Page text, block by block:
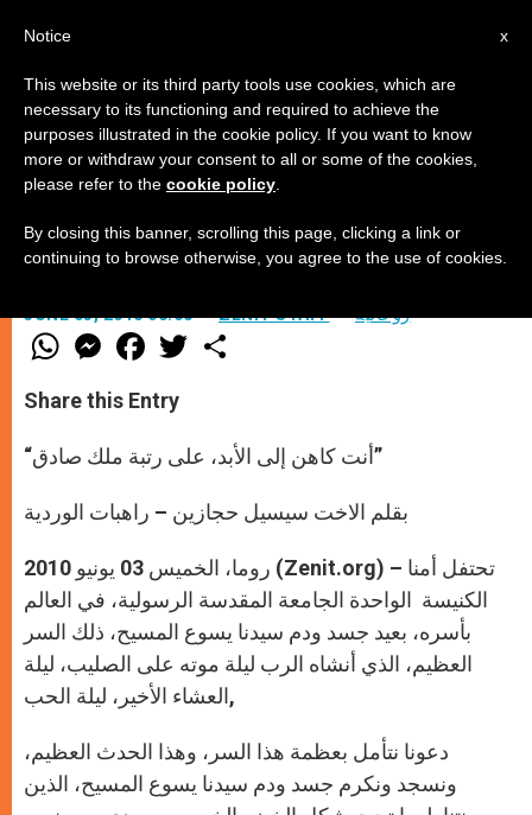
عيد جسد ودم الرب
–
JUNE 03, 2010 00:00 ZENIT STAFF روحانيّة
W
h
t
s
p
p
M
e
s
e
g
e
F
a
e
b
o
k
w
r
Share this Entry
“أنت كاهن إلى الأبد، على رتبة ملك صادق”
بقلم الاخت سيسيل حجازين – راهبات الوردية
روما، الخميس 03 يونيو 2010 (Zenit.org) – تحتفل أمنا
الكنيسة الواحدة الجامعة المقدسة الرسولية، في العالم
بأسره، بعيد جسد ودم سيدنا يسوع المسيح، ذلك السر
العظيم، الذي أنشاه الرب ليلة موته على الصليب، ليلة
العشاء الأخير، ليلة الحب,
دعونا نتأمل بعظمة هذا السر، وهذا الحدث العظيم،
ونسجد ونكرم جسد ودم سيدنا يسوع المسيح، الذين
x
Notice
This website or its third party tools use cookies, which are
necessary to its functioning and required to achieve the
purposes illustrated in the cookie policy. If you want to know
more or withdraw your consent to all or some of the cookies,
please refer to the cookie policy
By closing this banner, scrolling this page, clicking a link or
continuing to browse otherwise, you agree to the use of cookies.